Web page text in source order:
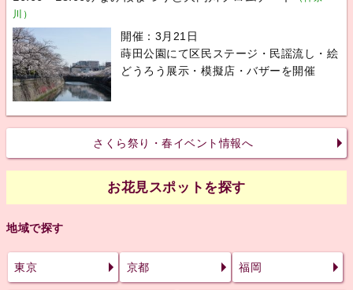
川）
開催：3月21日
蒔田公園にて区民ステージ・民謡流し・絵
どうろう展示・模擬店・バザーを開催
さくら祭り・春イベント情報へ
お花見スポットを探す
地域で探す
東京 京都 福岡